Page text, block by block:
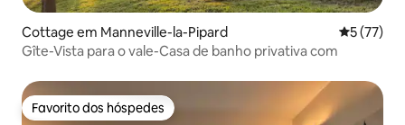
Cottage em Manneville-la-Pipard
5 (77)
Gîte-Vista para o vale-Casa de banho privativa com
Favorito dos hóspedes
Favorito dos hóspedes